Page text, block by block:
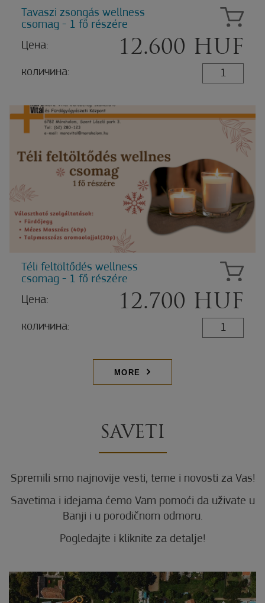
Tavaszi zsongás wellness
csomag - 1 fő részére
Цена:
12.600 HUF
количина:
Téli feltöltődés wellness
csomag - 1 fő részére
Цена:
12.700 HUF
количина:
MORE
SAVETI
Spremili smo najnovije vesti, teme i novosti za Vas!
Savetima i idejama ćemo Vam pomoći da uživate u
Banji i u porodičnom odmoru.
Pogledajte i kliknite za detalje!